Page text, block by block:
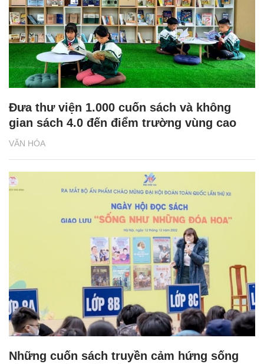
VĂN HÓA
Đưa thư viện 1.000 cuốn sách và không
gian sách 4.0 đến điểm trường vùng cao
Những cuốn sách truyền cảm hứng sống